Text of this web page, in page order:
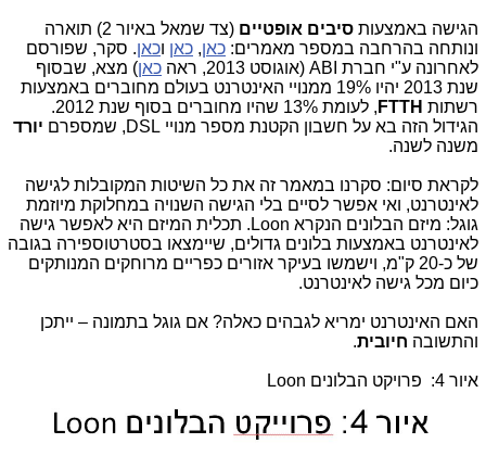
הגישה באמצעות סיבים אופטיים
(צד שמאל באיור 2) תוארה
ונותחה בהרחבה במספר מאמרים: כאן, כאן וכאן. סקר, שפורסם
לאחרונה ע"י חברת ABI (אוגוסט 2013, ראה כאן) מצא, שבסוף
שנת 2013 יהיו 19% ממנויי האינטרנט בעולם מחוברים באמצעות
רשתות FTTH
, לעומת 13% שהיו מחוברים בסוף שנת 2012.
הגידול הזה בא על חשבון הקטנת מספר מנויי ,DSL שמספרם יורד
משנה לשנה.
לקראת סיום: סקרנו במאמר זה את כל השיטות המקובלות לגישה
לאינטרנט, ואי אפשר לסיים בלי הגישה השנויה במחלוקת מיוזמת
גוגל: מיזם הבלונים הנקרא Loon . תכלית המיזם היא לאפשר גישה
לאינטרנט באמצעות בלונים גדולים, שיימצאו בסטרטוספירה בגובה
של כ-20 ק"מ, וישמשו בעיקר אזורים כפריים מרוחקים המנותקים
כיום מכל גישה לאינטרנט.
האם האינטרנט ימריא לגבהים כאלה? אם גוגל בתמונה – ייתכן
והתשובה חיובית.
איור 4: פרויקט הבלונים Loon